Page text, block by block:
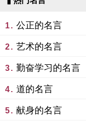
1. 公正的名言
2. 艺术的名言
3. 勤奋学习的名言
4. 道的名言
5. 献身的名言